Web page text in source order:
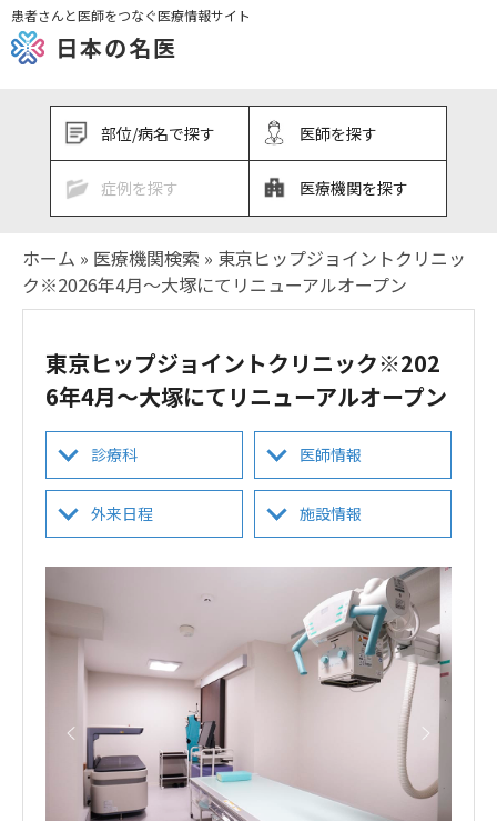
患者さんと医師をつなぐ医療情報サイト
日本の名医
部位/病名で探す 医師を探す
症例を探す 医療機関を探す
ホーム » 医療機関検索 » 東京ヒップジョイントクリニッ
ク※2026年4月～大塚にてリニューアルオープン
東京ヒップジョイントクリニック※202
6年4月～大塚にてリニューアルオープン
診療科 医師情報
外来日程 施設情報